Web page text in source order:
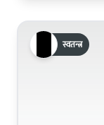
स्वतन्त्र